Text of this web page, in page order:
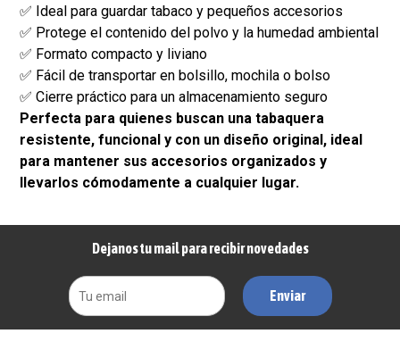
✅ Ideal para guardar tabaco y pequeños accesorios
✅ Protege el contenido del polvo y la humedad ambiental
✅ Formato compacto y liviano
✅ Fácil de transportar en bolsillo, mochila o bolso
✅ Cierre práctico para un almacenamiento seguro
Perfecta para quienes buscan una tabaquera
resistente, funcional y con un diseño original, ideal
para mantener sus accesorios organizados y
llevarlos cómodamente a cualquier lugar.
Dejanos tu mail para recibir novedades
Enviar